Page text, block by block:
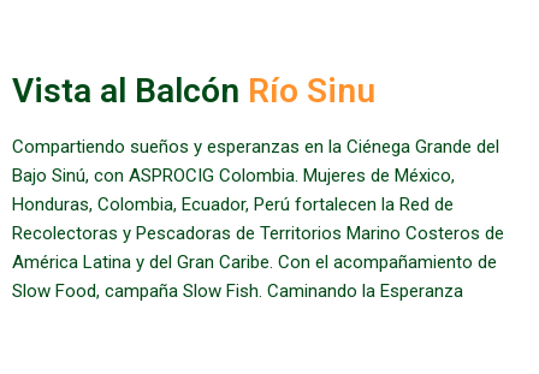
Vista al Balcón Río Sinu
Compartiendo sueños y esperanzas en la Ciénega Grande del
Bajo Sinú, con ASPROCIG Colombia. Mujeres de México,
Honduras, Colombia, Ecuador, Perú fortalecen la Red de
Recolectoras y Pescadoras de Territorios Marino Costeros de
América Latina y del Gran Caribe. Con el acompañamiento de
Slow Food, campaña Slow Fish. Caminando la Esperanza